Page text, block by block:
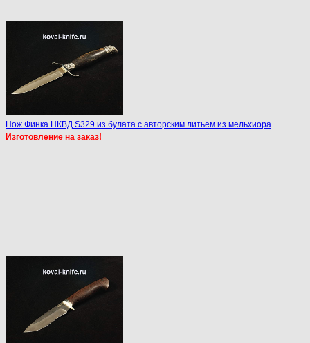
Нож Финка НКВД S329 из булата с авторским литьем из мельхиора
Изготовление на заказ!